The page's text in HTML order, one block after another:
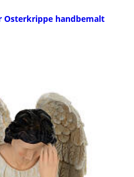
Osterkrippe handbemalt